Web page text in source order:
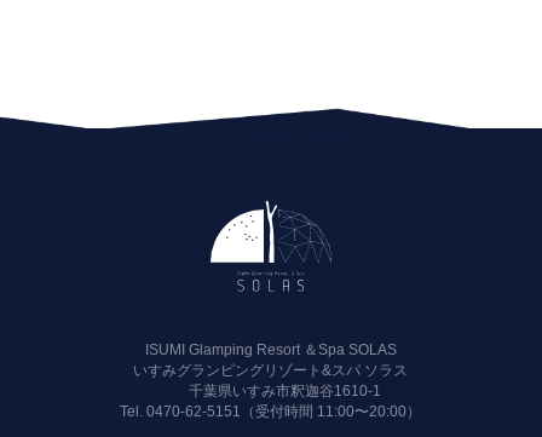
ISUMI Glamping Resort ＆Spa SOLAS
いすみグランピングリゾート&スパ ソラス
千葉県いすみ市釈迦谷1610-1
Tel.0470-62-5151（受付時間 11:00〜20:00）